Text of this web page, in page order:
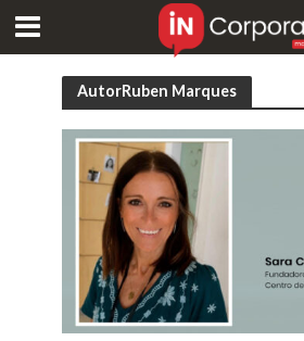
AutorRuben Marques